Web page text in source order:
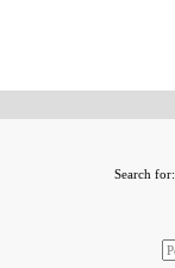
Search for: